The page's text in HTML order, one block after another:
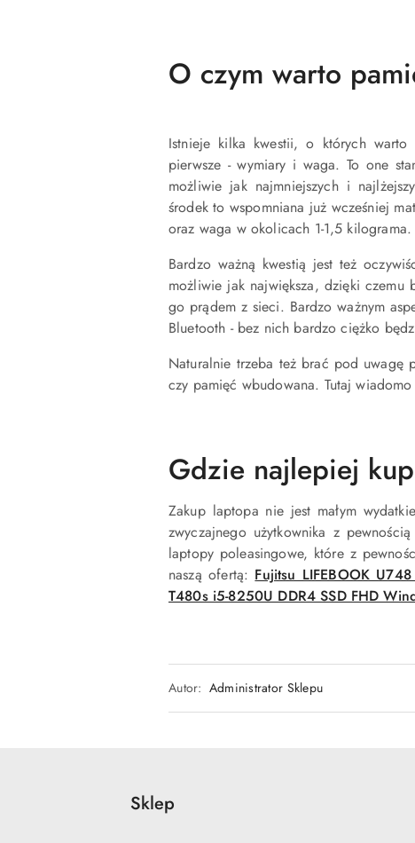
O czym warto
Istnieje kilka kwestii, o których
pierwsze - wymiary i waga. To one
możliwie jak najmniejszych i
środek to wspomniana już wcześniej
oraz waga w okolicach 1-1,5 kilograma.
Bardzo ważną kwestią jest też
możliwie jak największa, dzięki czemu
go prądem z sieci. Bardzo ważnym
Bluetooth - bez nich bardzo ciężko
Naturalnie trzeba też brać pod uwagę
czy pamięć wbudowana. Tutaj
Gdzie najlepiej
Zakup laptopa nie jest małym
zwyczajnego użytkownika z
laptopy poleasingowe, które z
naszą ofertą: Fujitsu LIFEBOOK
T480s i5-8250U DDR4 SSD FHD
Autor: Administrator Sklepu
Sklep